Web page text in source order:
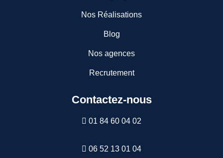
Nos Réalisations
Blog
Nos agences
Recrutement
Contactez-nous
01 84 60 04 02
06 52 13 01 04